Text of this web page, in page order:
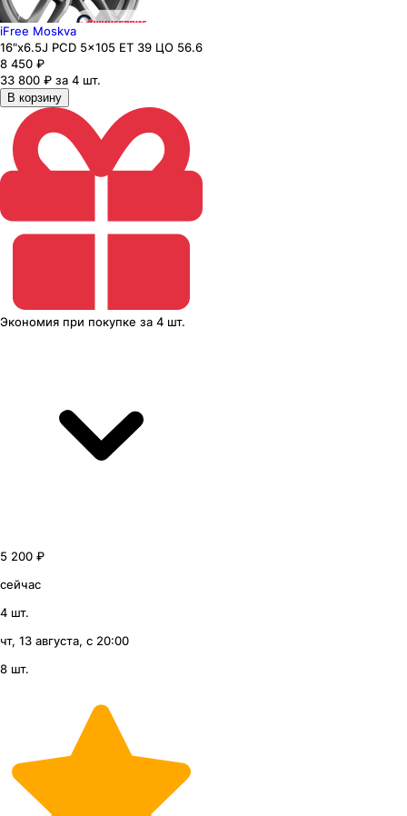
iFree Moskva
16"x6.5J PCD 5x105 ЕТ 39 ЦО 56.6
8 450 ₽
33 800 ₽ за 4 шт.
В корзину
Экономия при покупке за 4 шт.
5 200 ₽
сейчас
4 шт.
чт, 13 августа, с 20:00
8 шт.